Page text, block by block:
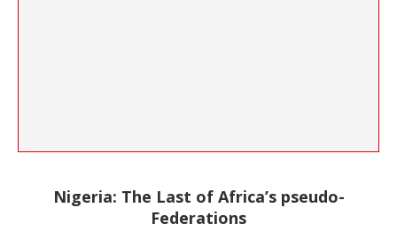
Nigeria: The Last of Africa’s pseudo-
Federations